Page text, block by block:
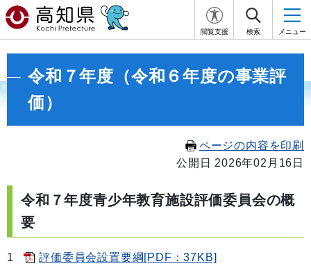
閲覧支援 検索 メニュー
令和７年度（令和６年度の事業評
価）
ページの内容を印刷
公開日 2026年02月16日
令和７年度青少年教育施設評価委員会の概
要
1 評価委員会設置要綱[PDF：37KB]